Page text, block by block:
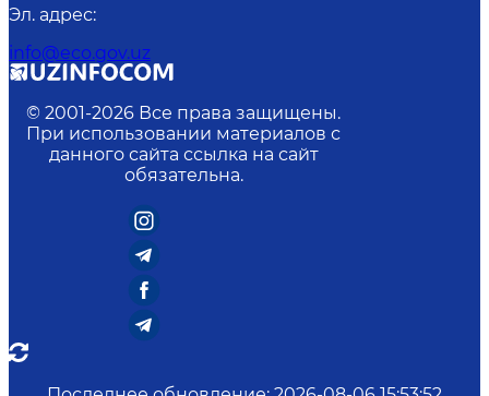
Эл. адрес:
info@eco.gov.uz
© 2001-2026 Все права защищены.
При использовании материалов с
данного сайта ссылка на сайт
обязательна.